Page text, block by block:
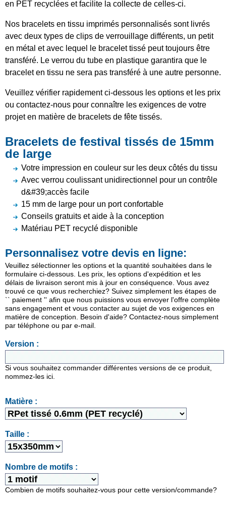
en PET recyclées et facilite la collecte de celles-ci.
Nos bracelets en tissu imprimés personnalisés sont livrés
avec deux types de clips de verrouillage différents, un petit
en métal et avec lequel le bracelet tissé peut toujours être
transféré. Le verrou du tube en plastique garantira que le
bracelet en tissu ne sera pas transféré à une autre personne.
Veuillez vérifier rapidement ci-dessous les options et les prix
ou contactez-nous pour connaître les exigences de votre
projet en matière de bracelets de fête tissés.
Bracelets de festival tissés de 15mm
de large
Votre impression en couleur sur les deux côtés du tissu
Avec verrou coulissant unidirectionnel pour un contrôle
d&#39;accès facile
15 mm de large pour un port confortable
Conseils gratuits et aide à la conception
Matériau PET recyclé disponible
Personnalisez votre devis en ligne:
Veuillez sélectionner les options et la quantité souhaitées dans le
formulaire ci-dessous. Les prix, les options d'expédition et les
délais de livraison seront mis à jour en conséquence. Vous avez
trouvé ce que vous recherchiez? Suivez simplement les étapes de
`` paiement '' afin que nous puissions vous envoyer l'offre complète
sans engagement et vous contacter au sujet de vos exigences en
matière de conception. Besoin d'aide? Contactez-nous simplement
par téléphone ou par e-mail.
Version :
Si vous souhaitez commander différentes versions de ce produit,
nommez-les ici.
Matière :
Taille :
Nombre de motifs :
Combien de motifs souhaitez-vous pour cette version/commande?